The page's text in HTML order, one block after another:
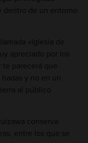
dentro de un entorno
«Iglesia de
apreciado por los
te parecerá que
y no en un
al público
conserva
entre los que se